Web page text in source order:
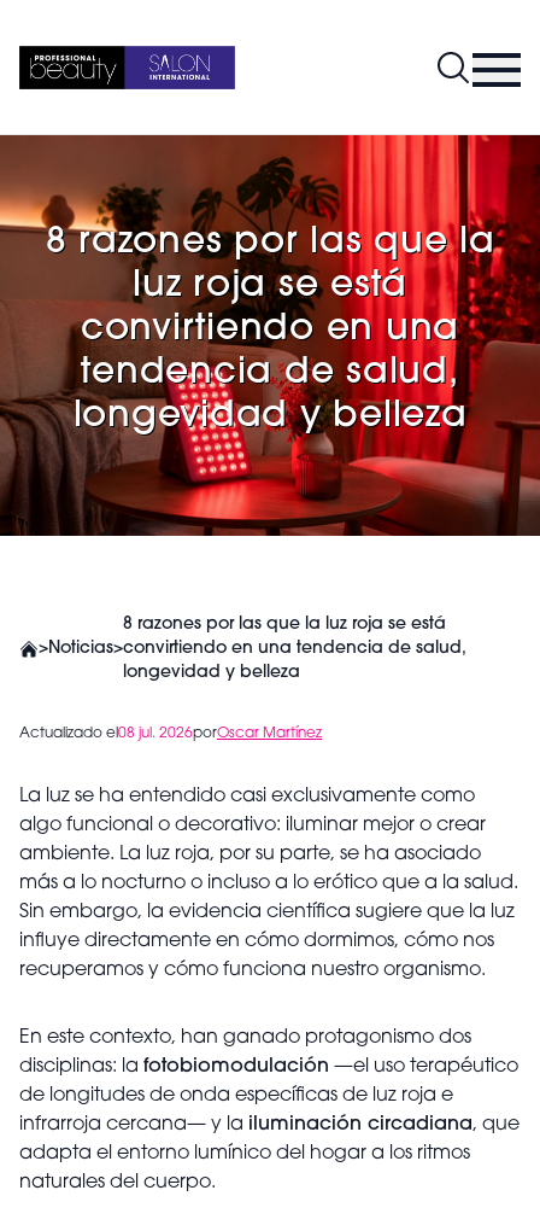
8 razones por las que la
luz roja se está
convirtiendo en una
tendencia de salud,
longevidad y belleza
>Noticias>
8 razones por las que la luz roja se está
convirtiendo en una tendencia de salud,
longevidad y belleza
Actualizado el08 jul. 2026porOscar Martínez
La luz se ha entendido casi exclusivamente como
algo funcional o decorativo: iluminar mejor o crear
ambiente. La luz roja, por su parte, se ha asociado
más a lo nocturno o incluso a lo erótico que a la salud.
Sin embargo, la evidencia científica sugiere que la luz
influye directamente en cómo dormimos, cómo nos
recuperamos y cómo funciona nuestro organismo.
En este contexto, han ganado protagonismo dos
disciplinas: la fotobiomodulación —el uso terapéutico
de longitudes de onda específicas de luz roja e
infrarroja cercana— y la iluminación circadiana, que
adapta el entorno lumínico del hogar a los ritmos
naturales del cuerpo.